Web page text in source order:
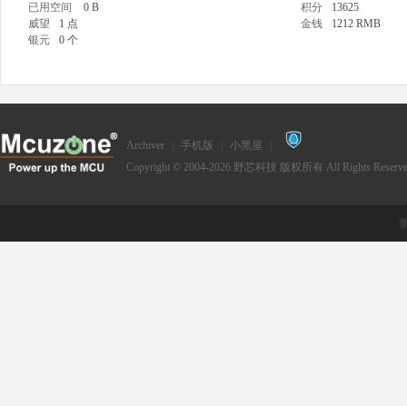
已用空间
0 B 积分
13625
威望
1 点 金钱
1212 RMB
银元
0 个
Archiver 手机版 小黑屋
Copyright © 2004-2026 野芯科技 版权所有 All Rights